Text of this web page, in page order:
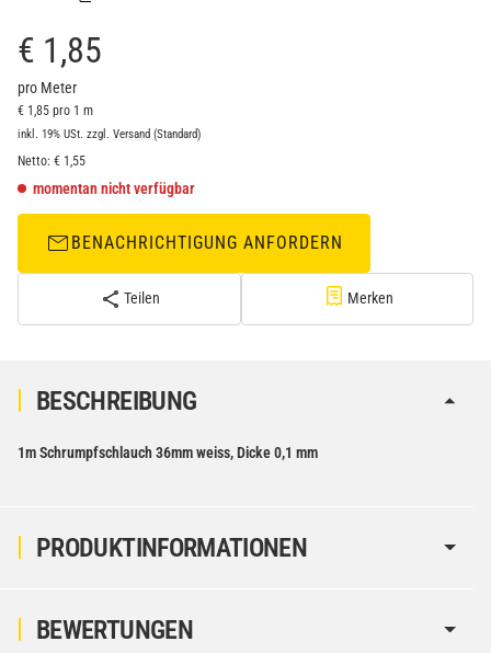
€ 1,85
pro Meter
€ 1,85 pro 1 m
inkl. 19% USt. zzgl. Versand (Standard)
Netto: € 1,55
momentan nicht verfügbar
BENACHRICHTIGUNG ANFORDERN
Teilen Merken
PRODUKTINFORMATIONEN
BESCHREIBUNG
1m Schrumpfschlauch 36mm weiss, Dicke 0,1 mm
BEWERTUNGEN